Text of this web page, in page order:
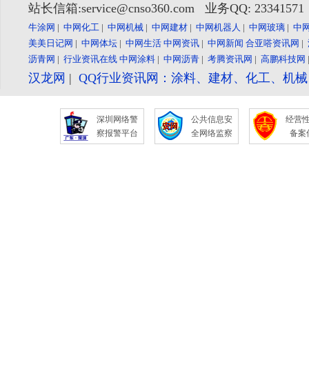
站长信箱:service@cnso360.com 业务QQ:
牛涂网 | 中网化工 | 中网机械 | 中网建材 | 中网机器人 | 中网玻璃 | 中
美美日记网 | 中网体坛 | 中网生活 中网资讯 | 中网新闻 合亚嗒资讯网 |
沥青网 | 行业资讯在线 中网涂料 | 中网沥青 | 考腾资讯网 | 高鹏科技网
汉龙网 | QQ行业资讯网：涂料、建材、化工、机
深圳网络警
察报警平台
公共信息安
全网络监察
经营
备案